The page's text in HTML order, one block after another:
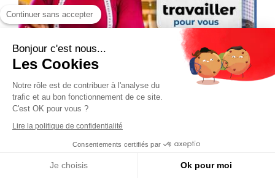
Continuer sans accepter
Bonjour c'est nous...
Les Cookies
Notre rôle est de contribuer à l'analyse du
trafic et au bon fonctionnement de ce site.
C'est OK pour vous ?
Lire la politique de confidentialité
Consentements certifiés par
Je choisis Ok pour moi